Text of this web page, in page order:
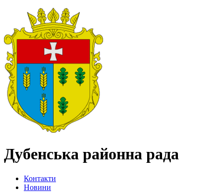
Дубенська районна рада
Контакти
Новини